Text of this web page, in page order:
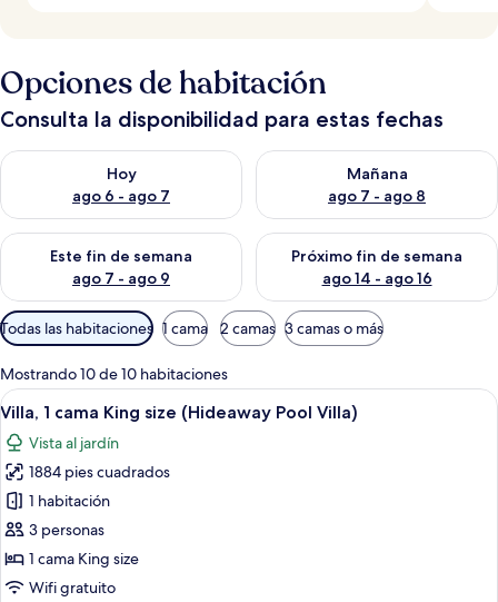
Opciones de habitación
Consulta la disponibilidad para estas fechas
Hoy
ago 6 - ago 7
Consulta la disponibilidad para hoy ago 6 - ago 7
Mañana
ago 7 - ago 8
Consulta la disponibilidad
Este fin de semana
ago 7 - ago 9
Consulta la disponibilidad para este fin de semana ago 7 -
Próximo fin de semana
ago 14 - ago 16
Consulta la disponibilidad
Filtros
disponibles
para
las
habitaciones
Todas las habitaciones 1 cama 2 camas 3 camas o más
Mostrando 10 de 10 habitaciones
Abrir
todas
las
fotos
de
Villa,
1
cama
Una habitación amplia con techo de
3
Villa, 1 cama King size (Hideaway Pool Villa)
Vista al jardín
1884 pies cuadrados
1 habitación
3 personas
1 cama King size
Wifi gratuito